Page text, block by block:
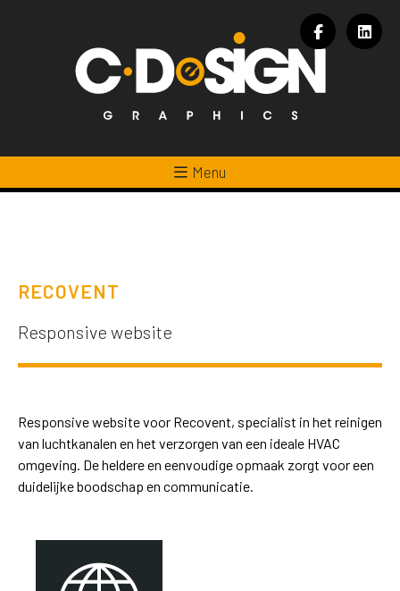
Menu
RECOVENT
Responsive website
Responsive website voor Recovent, specialist in het reinigen
van luchtkanalen en het verzorgen van een ideale HVAC
omgeving. De heldere en eenvoudige opmaak zorgt voor een
duidelijke boodschap en communicatie.